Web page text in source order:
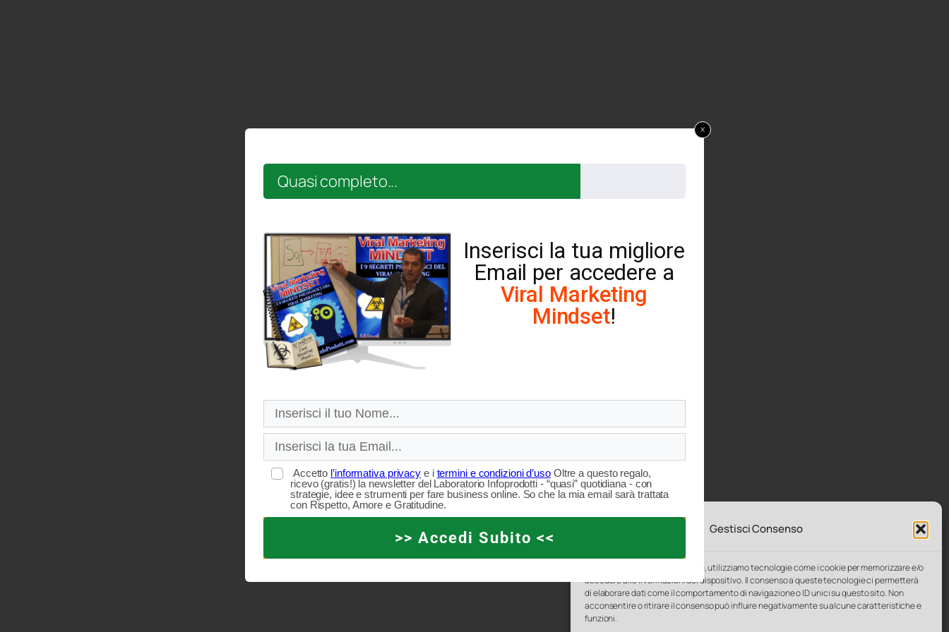
Gestisci Consenso
Per fornire le migliori esperienze, utilizziamo tecnologie come i cookie per memorizzare e/o
accedere alle informazioni del dispositivo. Il consenso a queste tecnologie ci permetterà
di elaborare dati come il comportamento di navigazione o ID unici su questo sito. Non
acconsentire o ritirare il consenso può influire negativamente su alcune caratteristiche e
funzioni.
Quasi completo...
Inserisci la tua migliore
Email per accedere a
Viral Marketing
Mindset!
Accetto l’informativa privacy e i termini e condizioni d’usoOltre a questo regalo,
ricevo (gratis!) la newsletter del Laboratorio Infoprodotti - “quasi” quotidiana - con
strategie, idee e strumenti per fare business online. So che la mia email sarà trattata
con Rispetto, Amore e Gratitudine.
>> Accedi Subito <<
x